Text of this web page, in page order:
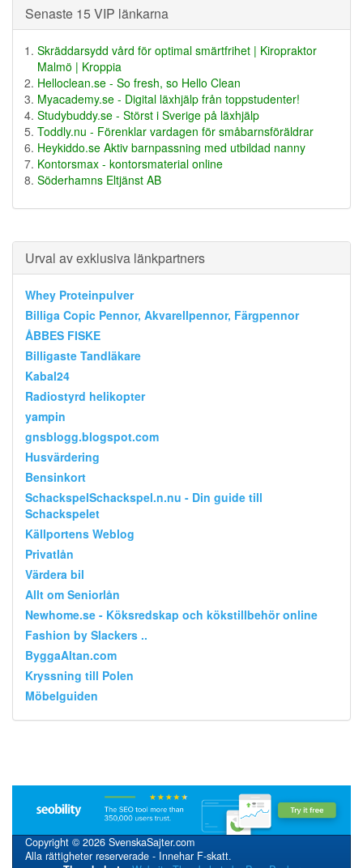
Senaste 15 VIP länkarna
Skräddarsydd vård för optimal smärtfrihet | Kiropraktor
Malmö | Kroppia
Helloclean.se - So fresh, so Hello Clean
Myacademy.se - Digital läxhjälp från toppstudenter!
Studybuddy.se - Störst i Sverige på läxhjälp
Toddly.nu - Förenklar vardagen för småbarnsföräldrar
Heykiddo.se Aktiv barnpassning med utbildad nanny
Kontorsmax - kontorsmaterial online
Söderhamns Eltjänst AB
Urval av exklusiva länkpartners
Whey Proteinpulver
Billiga Copic Pennor, Akvarellpennor, Färgpennor
ÅBBES FISKE
Billigaste Tandläkare
Kabal24
Radiostyrd helikopter
yampin
gnsblogg.blogspot.com
Husvärdering
Bensinkort
SchackspelSchackspel.n.nu - Din guide till
Schackspelet
Källportens Weblog
Privatlån
Värdera bil
Allt om Seniorlån
Newhome.se - Köksredskap och kökstillbehör online
Fashion by Slackers ..
ByggaAltan.com
Kryssning till Polen
Möbelguiden
Copyright © 2026 SvenskaSajter.com
Alla rättigheter reserverade - Innehar F-skatt.